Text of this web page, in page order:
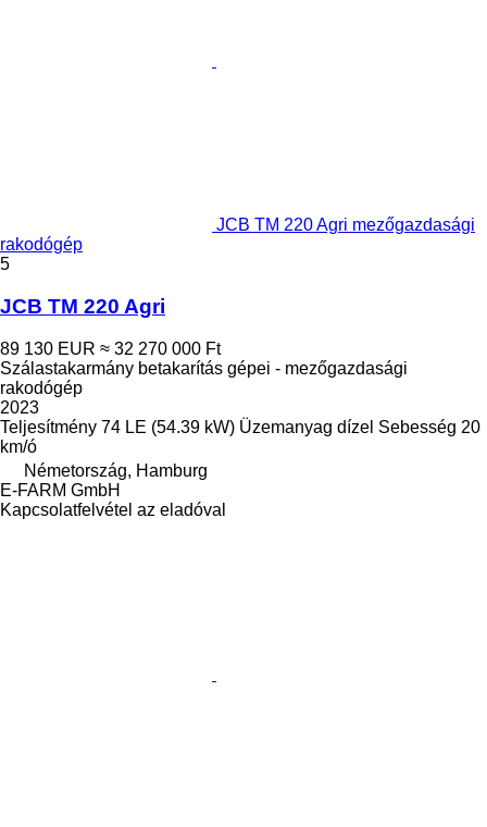
JCB TM 220 Agri mezőgazdasági
rakodógép
5
JCB TM 220 Agri
89 130 EUR ≈ 32 270 000 Ft
Szálastakarmány betakarítás gépei - mezőgazdasági
rakodógép
2023
Teljesítmény 74 LE (54.39 kW) Üzemanyag dízel Sebesség 20
km/ó
Németország, Hamburg
E-FARM GmbH
Kapcsolatfelvétel az eladóval